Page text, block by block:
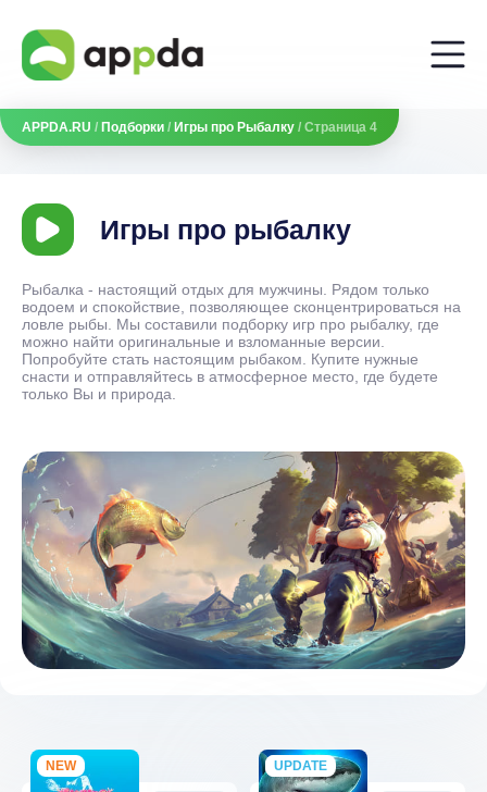
APPDA.RU / Подборки / Игры про Рыбалку / Страница 4
Игры про рыбалку
Рыбалка - настоящий отдых для мужчины. Рядом только
водоем и спокойствие, позволяющее сконцентрироваться на
ловле рыбы. Мы составили подборку игр про рыбалку, где
можно найти оригинальные и взломанные версии.
Попробуйте стать настоящим рыбаком. Купите нужные
снасти и отправляйтесь в атмосферное место, где будете
только Вы и природа.
NEW UPDATE
NEW